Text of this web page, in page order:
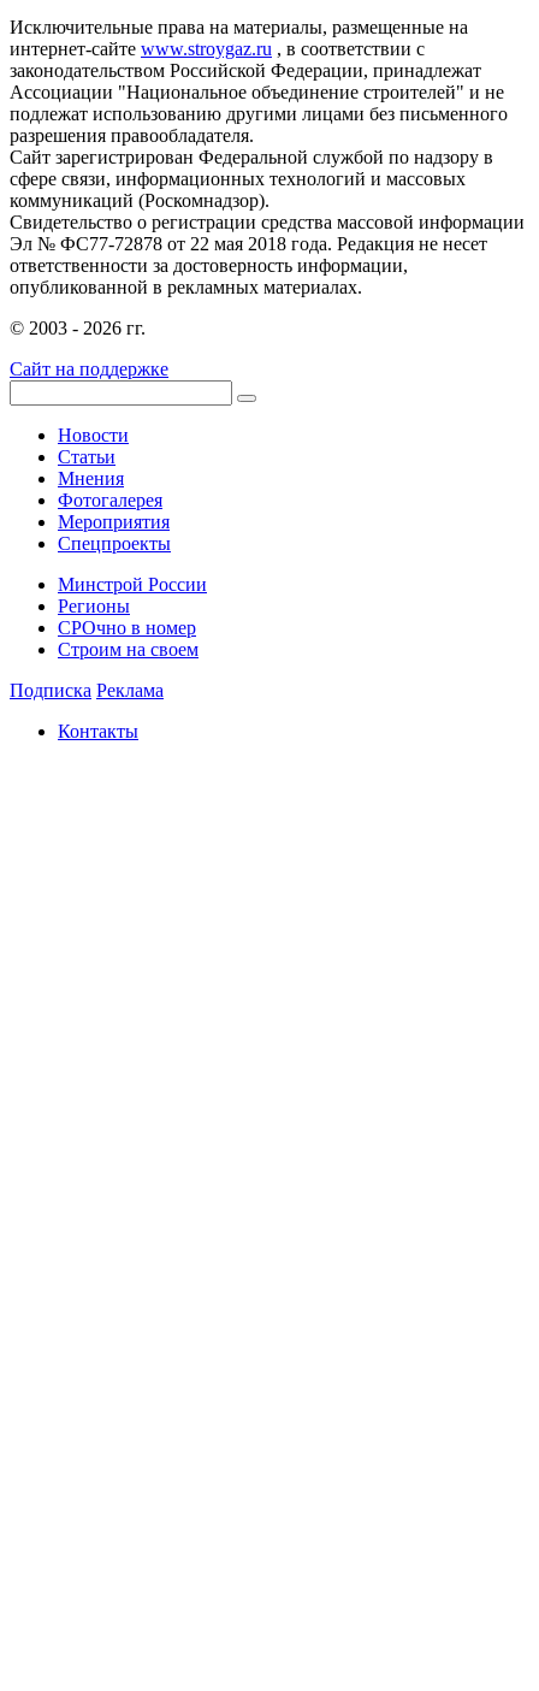
Исключительные права на материалы, размещенные на
интернет-сайте www.stroygaz.ru , в соответствии с
законодательством Российской Федерации, принадлежат
Ассоциации "Национальное объединение строителей" и не
подлежат использованию другими лицами без письменного
разрешения правообладателя.
Сайт зарегистрирован Федеральной службой по надзору в
сфере связи, информационных технологий и массовых
коммуникаций (Роскомнадзор).
Свидетельство о регистрации средства массовой информации
Эл № ФС77-72878 от 22 мая 2018 года. Редакция не несет
ответственности за достоверность информации,
опубликованной в рекламных материалах.
© 2003 - 2026 гг.
Сайт на поддержке
Новости
Статьи
Мнения
Фотогалерея
Мероприятия
Спецпроекты
Минстрой России
Регионы
СРОчно в номер
Строим на своем
Подписка Реклама
Контакты